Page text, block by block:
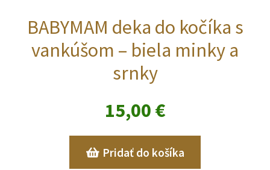
BABYMAM deka do kočíka s
vankúšom – biela minky a
srnky
15,00 €
Pridať do košíka